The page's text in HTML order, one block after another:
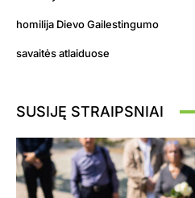
homilija Dievo Gailestingumo
savaitės atlaiduose
SUSIJĘ STRAIPSNIAI